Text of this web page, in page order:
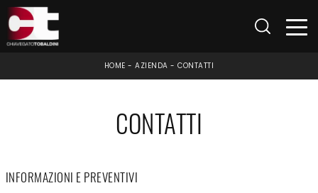
HOME -AZIENDA -CONTATTI
CONTATTI
INFORMAZIONI E PREVENTIVI